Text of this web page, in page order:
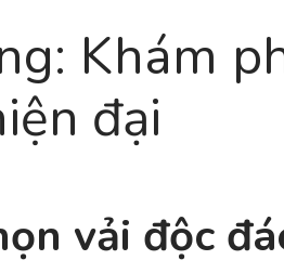
Khám
đại
vải độc